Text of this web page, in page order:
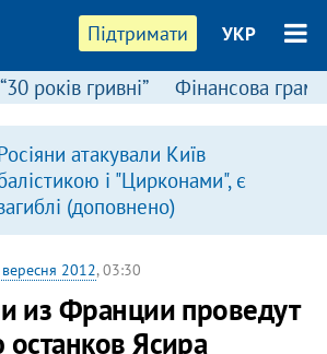
Підтримати УКР
“30 років гривні” Фінансова
атакували Київ
і "Цирконами", є
(доповнено)
2012, 03:30
из Франции проведут
Ясира